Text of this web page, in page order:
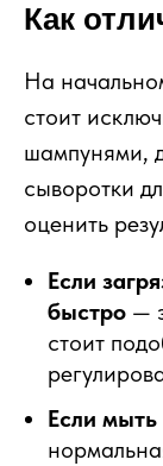
Как
На
стоит
шампунями,
сыворотки
оценить
Если
быстро —
стоит
Если